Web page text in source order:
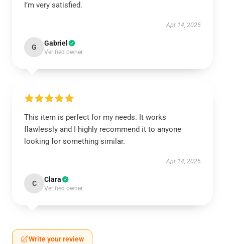
I’m very satisfied.
Apr 14, 2025
G Gabriel
Verified owner
This item is perfect for my needs. It works
flawlessly and I highly recommend it to anyone
looking for something similar.
Apr 14, 2025
C Clara
Verified owner
Write your review